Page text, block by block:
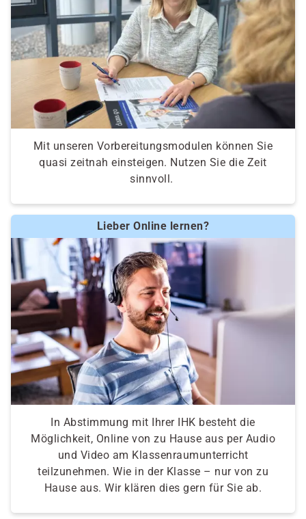
Mit unseren Vorbereitungsmodulen können Sie
quasi zeitnah einsteigen. Nutzen Sie die Zeit
sinnvoll.
Lieber Online lernen?
In Abstimmung mit Ihrer IHK besteht die
Möglichkeit, Online von zu Hause aus per Audio
und Video am Klassenraumunterricht
teilzunehmen. Wie in der Klasse – nur von zu
Hause aus. Wir klären dies gern für Sie ab.